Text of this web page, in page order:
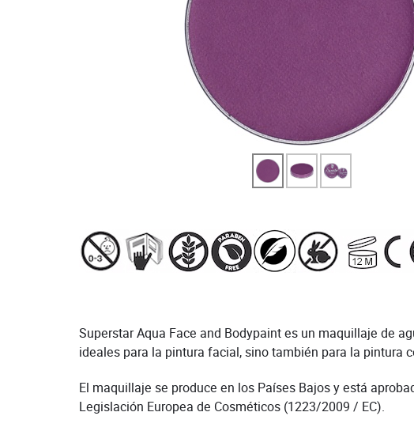
Superstar Aqua Face and Bodypaint es un maquillaje de
ideales para la pintura facial, sino también para la pintura
El maquillaje se produce en los Países Bajos y está
Legislación Europea de Cosméticos (1223/2009 / EC).